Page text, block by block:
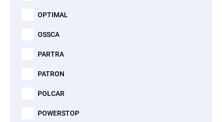
OPTIMAL
OSSCA
PARTRA
PATRON
POLCAR
POWERSTOP